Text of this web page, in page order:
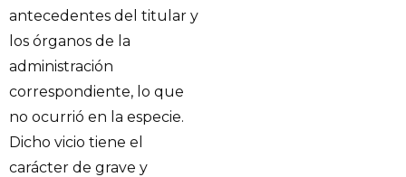
antecedentes del titular y
los órganos de la
administración
correspondiente, lo que
no ocurrió en la especie.
Dicho vicio tiene el
carácter de grave y